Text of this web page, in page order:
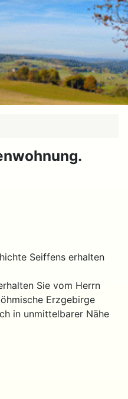
Seiffens erhalten
Sie vom Herrn
Erzgebirge
in unmittelbarer Nähe